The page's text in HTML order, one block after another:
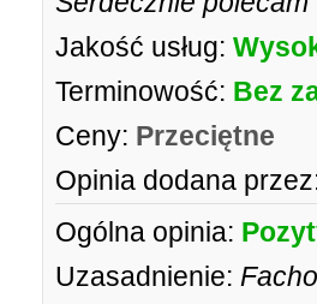
Jakość usług:
Terminowość: Bez
Ceny: Przeciętne
Opinia dodana
Ogólna opinia:
Uzasadnienie: